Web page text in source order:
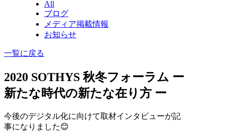
All
ブログ
メディア掲載情報
お知らせ
一覧に戻る
2020 SOTHYS 秋冬フォーラム ー
新たな時代の新たな在り方 ー
今後のデジタル化に向けて取材インタビューが記
事になりました😊